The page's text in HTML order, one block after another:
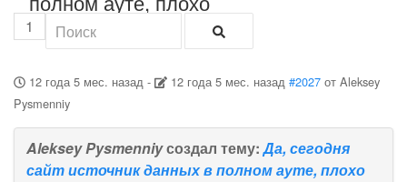
1
12 года 5 мес. назад- 12 года 5 мес. назад #2027 отAleksey
Pysmenniy
Aleksey Pysmenniyсоздал тему:Да, сегодня
сайт источник данных в полном ауте, плохо